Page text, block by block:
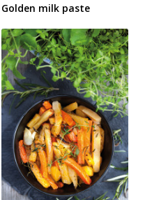
Golden milk paste